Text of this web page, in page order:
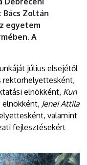
Zoltán
egyetem
A
július elsejétől
rektorhelyettesként,
elnökként, Kun
Jenei Attila
valamint
fejlesztésekért